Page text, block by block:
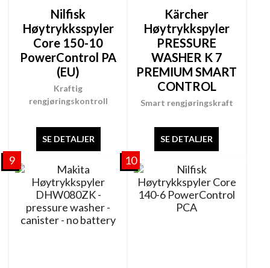
Kraftig
rengjøringskontroll
Nilfisk
Høytrykksspyler
Core 150-10
PowerControl PA
(EU)
SE DETALJER
Smart rengjøringskraft
Kärcher
Høytrykkspyler
PRESSURE
WASHER K 7
PREMIUM SMART
CONTROL
SE DETALJER
9 10